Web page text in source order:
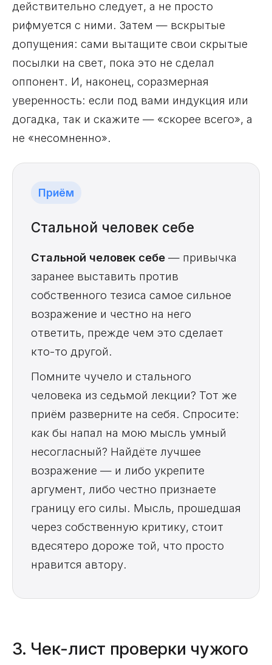
действительно следует, а не просто
рифмуется с ними. Затем — вскрытые
допущения: сами вытащите свои скрытые
посылки на свет, пока это не сделал
оппонент. И, наконец, соразмерная
уверенность: если под вами индукция или
догадка, так и скажите — «скорее всего», а
не «несомненно».
Приём
Стальной человек себе
Стальной человек себе — привычка
заранее выставить против
собственного тезиса самое сильное
возражение и честно на него
ответить, прежде чем это сделает
кто-то другой.
Помните чучело и стального
человека из седьмой лекции? Тот же
приём разверните на себя. Спросите:
как бы напал на мою мысль умный
несогласный? Найдёте лучшее
возражение — и либо укрепите
аргумент, либо честно признаете
границу его силы. Мысль, прошедшая
через собственную критику, стоит
вдесятеро дороже той, что просто
нравится автору.
3. Чек-лист проверки чужого